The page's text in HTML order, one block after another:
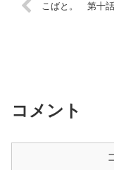
こばと。 第十
コメント